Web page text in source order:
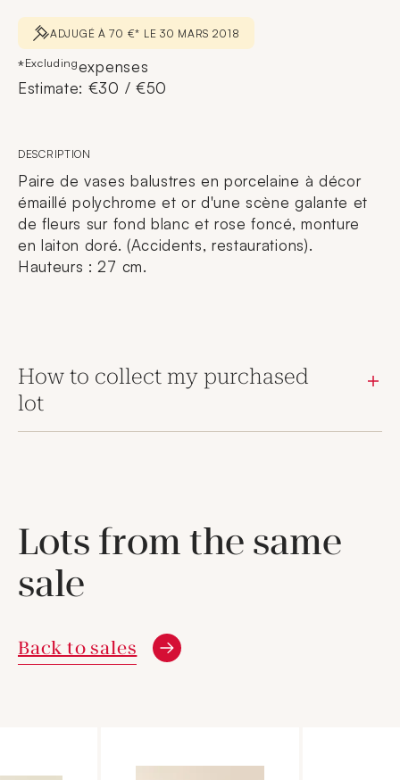
ADJUGÉ À 70 €* LE 30 MARS 2018
*Excludingexpenses
Estimate: €30 / €50
DESCRIPTION
Paire de vases balustres en porcelaine à décor
émaillé polychrome et or d'une scène galante et
de fleurs sur fond blanc et rose foncé, monture
en laiton doré. (Accidents, restaurations).
Hauteurs : 27 cm.
How to collect my purchased
lot
Lots from the same
sale
Back to sales